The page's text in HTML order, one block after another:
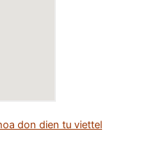
don dien tu viettel